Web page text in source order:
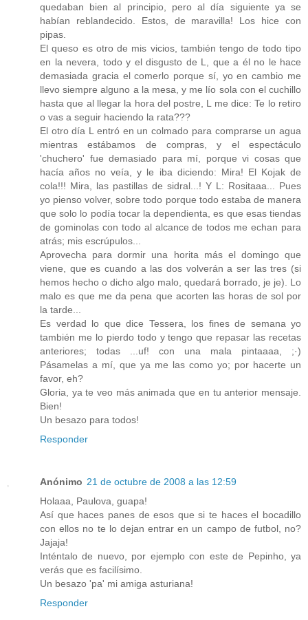
quedaban bien al principio, pero al día siguiente ya se
habían reblandecido. Estos, de maravilla! Los hice con
pipas.
El queso es otro de mis vicios, también tengo de todo tipo
en la nevera, todo y el disgusto de L, que a él no le hace
demasiada gracia el comerlo porque sí, yo en cambio me
llevo siempre alguno a la mesa, y me lío sola con el cuchillo
hasta que al llegar la hora del postre, L me dice: Te lo retiro
o vas a seguir haciendo la rata???
El otro día L entró en un colmado para comprarse un agua
mientras estábamos de compras, y el espectáculo
'chuchero' fue demasiado para mí, porque vi cosas que
hacía años no veía, y le iba diciendo: Mira! El Kojak de
cola!!! Mira, las pastillas de sidral...! Y L: Rositaaa... Pues
yo pienso volver, sobre todo porque todo estaba de manera
que solo lo podía tocar la dependienta, es que esas tiendas
de gominolas con todo al alcance de todos me echan para
atrás; mis escrúpulos...
Aprovecha para dormir una horita más el domingo que
viene, que es cuando a las dos volverán a ser las tres (si
hemos hecho o dicho algo malo, quedará borrado, je je). Lo
malo es que me da pena que acorten las horas de sol por
la tarde...
Es verdad lo que dice Tessera, los fines de semana yo
también me lo pierdo todo y tengo que repasar las recetas
anteriores; todas ...uf! con una mala pintaaaa, ;·)
Pásamelas a mí, que ya me las como yo; por hacerte un
favor, eh?
Gloria, ya te veo más animada que en tu anterior mensaje.
Bien!
Un besazo para todos!
Responder
Anónimo 21 de octubre de 2008 a las 12:59
Holaaa, Paulova, guapa!
Así que haces panes de esos que si te haces el bocadillo
con ellos no te lo dejan entrar en un campo de futbol, no?
Jajaja!
Inténtalo de nuevo, por ejemplo con este de Pepinho, ya
verás que es facilísimo.
Un besazo 'pa' mi amiga asturiana!
Responder